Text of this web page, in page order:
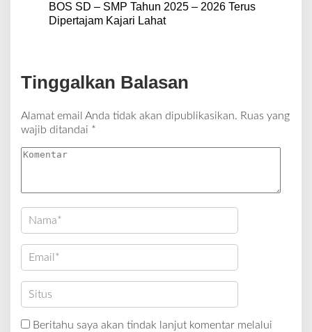
BOS SD – SMP Tahun 2025 – 2026 Terus
Dipertajam Kajari Lahat
Tinggalkan Balasan
Alamat email Anda tidak akan dipublikasikan. Ruas yang
wajib ditandai *
Beritahu saya akan tindak lanjut komentar melalui